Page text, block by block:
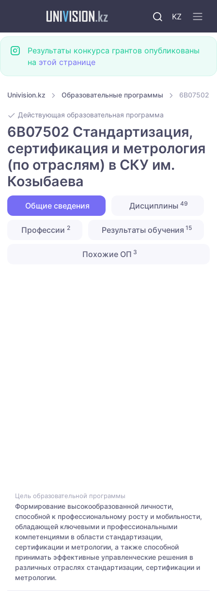
KZ
Результаты конкурса грантов опубликованы
на этой странице
Univision.kz Образовательные программы 6B07502
Действующая образовательная программа
6B07502 Стандартизация,
сертификация и метрология
(по отраслям) в СКУ им.
Козыбаева
Общие сведения Дисциплины 49
Профессии 2 Результаты обучения 15
Похожие ОП 3
Цель образовательной программы
Формирование высокообразованной личности,
способной к профессиональному росту и мобильности,
обладающей ключевыми и профессиональными
компетенциями в области стандартизации,
сертификации и метрологии, а также способной
принимать эффективные управленческие решения в
различных отраслях стандартизации, сертификации и
метрологии.